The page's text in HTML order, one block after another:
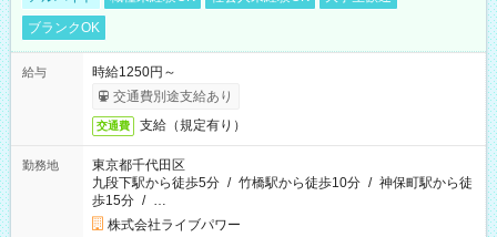
ブランクOK
給与
時給1250円～
交通費別途支給あり
交通費 支給（規定有り）
勤務地
東京都千代田区
九段下駅から徒歩5分 / 竹橋駅から徒歩10分 / 神保町駅から徒
歩15分 / …
株式会社ライブパワー